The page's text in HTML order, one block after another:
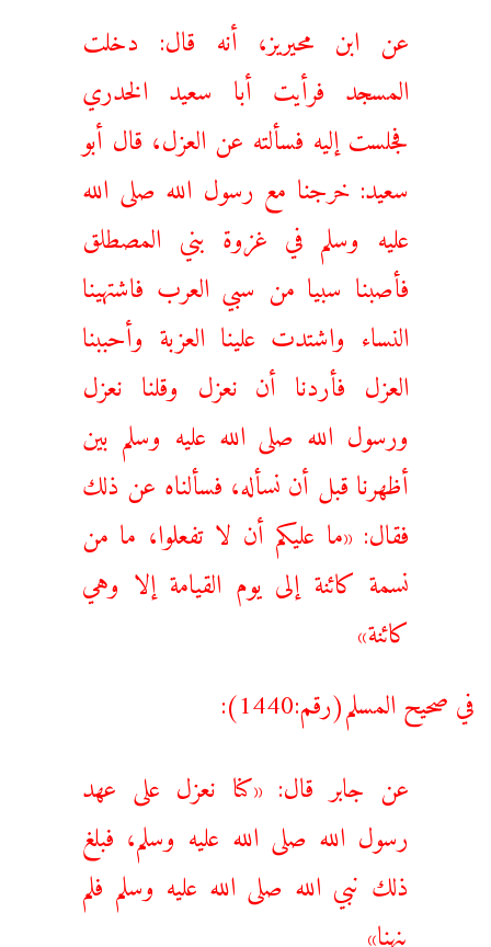
عن ابن محيريز، أنه قال: دخلت
المسجد فرأيت أبا سعيد الخدري
فجلست إليه فسألته عن العزل، قال أبو
سعيد: خرجنا مع رسول الله صلى الله
عليه وسلم في غزوة بني المصطلق
فأصبنا سبيا من سبي العرب فاشتهينا
النساء واشتدت علينا العزبة وأحببنا
العزل فأردنا أن نعزل وقلنا نعزل
ورسول الله صلى الله عليه وسلم بين
أظهرنا قبل أن نسأله، فسألناه عن ذلك
فقال: «ما عليكم أن لا تفعلوا، ما ‌من
‌نسمة كائنة إلى يوم القيامة إلا وهي
كائنة»
في صحيح المسلم(رقم:1440):
عن جابر قال: «كنا نعزل على عهد
رسول الله صلى الله عليه وسلم، فبلغ
ذلك نبي الله صلى الله عليه وسلم فلم
ينهنا»